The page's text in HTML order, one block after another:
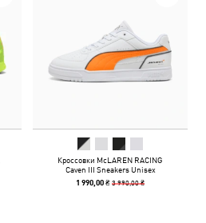
Кроссовки McLAREN RACING
Caven III Sneakers Unisex
1 990,00 ₴3 990,00 ₴